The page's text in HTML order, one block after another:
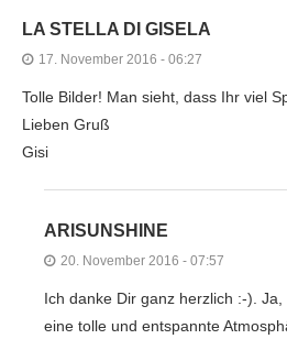
LA STELLA DI GISELA
17. November 2016 - 06:27
Tolle Bilder! Man sieht, dass Ihr viel
Lieben Gruß
Gisi
ARISUNSHINE
20. November 2016 - 07:57
Ich danke Dir ganz herzlich :-).
eine tolle und entspannte